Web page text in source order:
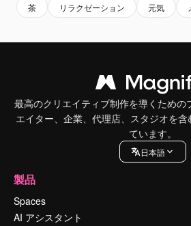
茶 リラクゼーション 元気
最高のクリエイティブ制作を導くための
エイター、企業、代理店、スタジオを
ています。
日本語
製品
Spaces
AI アシスタント